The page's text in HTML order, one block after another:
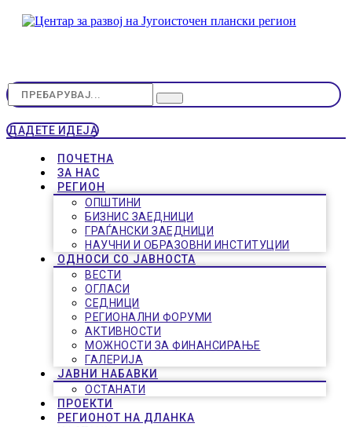
ДАДЕТЕ ИДЕЈА
ПОЧЕТНА
ЗА НАС
РЕГИОН
ОПШТИНИ
БИЗНИС ЗАЕДНИЦИ
ГРАЃАНСКИ ЗАЕДНИЦИ
НАУЧНИ И ОБРАЗОВНИ ИНСТИТУЦИИ
ОДНОСИ СО ЈАВНОСТА
ВЕСТИ
ОГЛАСИ
СЕДНИЦИ
РЕГИОНАЛНИ ФОРУМИ
АКТИВНОСТИ
МОЖНОСТИ ЗА ФИНАНСИРАЊЕ
ГАЛЕРИЈА
ЈАВНИ НАБАВКИ
ОСТАНАТИ
ПРОЕКТИ
РЕГИОНОТ НА ДЛАНКА